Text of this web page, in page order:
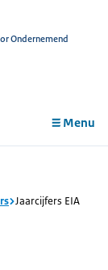
Ondernemend
Menu
Jaarcijfers EIA